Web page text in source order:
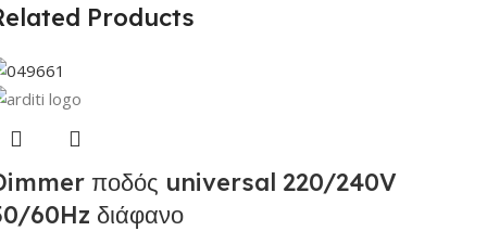
Products
ποδός universal 220/240V
60Hz διάφανο